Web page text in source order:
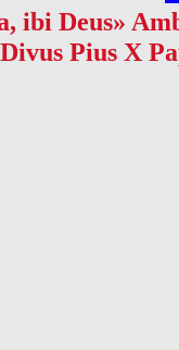
ibi Deus»
Pius X